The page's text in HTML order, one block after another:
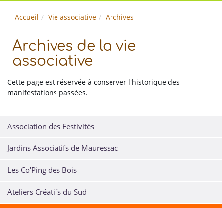
Accueil Vie associative Archives
Archives de la vie
associative
Cette page est réservée à conserver l'historique des
manifestations passées.
Association des Festivités
Jardins Associatifs de Mauressac
Les Co'Ping des Bois
Ateliers Créatifs du Sud